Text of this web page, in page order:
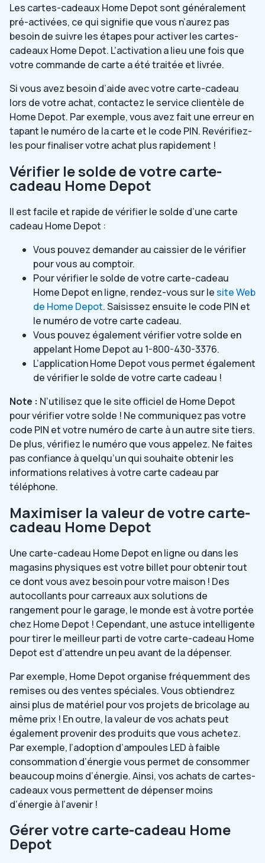
Les cartes-cadeaux Home Depot sont généralement
pré-activées, ce qui signifie que vous n’aurez pas
besoin de suivre les étapes pour activer les cartes-
cadeaux Home Depot. L’activation a lieu une fois que
votre commande de carte a été traitée et livrée.
Si vous avez besoin d’aide avec votre carte-cadeau
lors de votre achat, contactez le service clientèle de
Home Depot. Par exemple, vous avez fait une erreur en
tapant le numéro de la carte et le code PIN. Revérifiez-
les pour finaliser votre achat plus rapidement !
Vérifier le solde de votre carte-
cadeau Home Depot
Il est facile et rapide de vérifier le solde d’une carte
cadeau Home Depot :
Vous pouvez demander au caissier de le vérifier
pour vous au comptoir.
Pour vérifier le solde de votre carte-cadeau
Home Depot en ligne, rendez-vous sur le site Web
de Home Depot. Saisissez ensuite le code PIN et
le numéro de votre carte cadeau.
Vous pouvez également vérifier votre solde en
appelant Home Depot au 1-800-430-3376.
L’application Home Depot vous permet également
de vérifier le solde de votre carte cadeau !
Note : N’utilisez que le site officiel de Home Depot
pour vérifier votre solde ! Ne communiquez pas votre
code PIN et votre numéro de carte à un autre site tiers.
De plus, vérifiez le numéro que vous appelez. Ne faites
pas confiance à quelqu’un qui souhaite obtenir les
informations relatives à votre carte cadeau par
téléphone.
Maximiser la valeur de votre carte-
cadeau Home Depot
Une carte-cadeau Home Depot en ligne ou dans les
magasins physiques est votre billet pour obtenir tout
ce dont vous avez besoin pour votre maison ! Des
autocollants pour carreaux aux solutions de
rangement pour le garage, le monde est à votre portée
chez Home Depot ! Cependant, une astuce intelligente
pour tirer le meilleur parti de votre carte-cadeau Home
Depot est d’attendre un peu avant de la dépenser.
Par exemple, Home Depot organise fréquemment des
remises ou des ventes spéciales. Vous obtiendrez
ainsi plus de matériel pour vos projets de bricolage au
même prix ! En outre, la valeur de vos achats peut
également provenir des produits que vous achetez.
Par exemple, l’adoption d’ampoules LED à faible
consommation d’énergie vous permet de consommer
beaucoup moins d’énergie. Ainsi, vos achats de cartes-
cadeaux vous permettent de dépenser moins
d’énergie à l’avenir !
Gérer votre carte-cadeau Home
Depot